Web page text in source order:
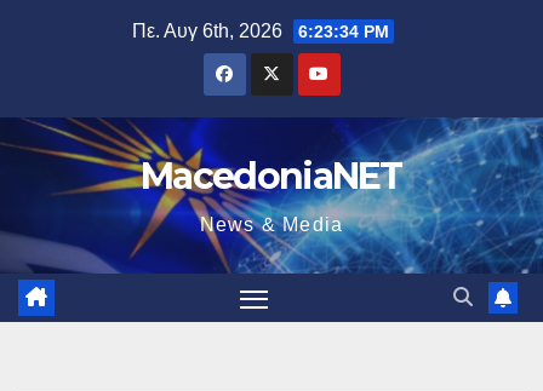
Πε. Αυγ 6th, 2026 6:23:35 PM
MacedoniaNET
News & Media